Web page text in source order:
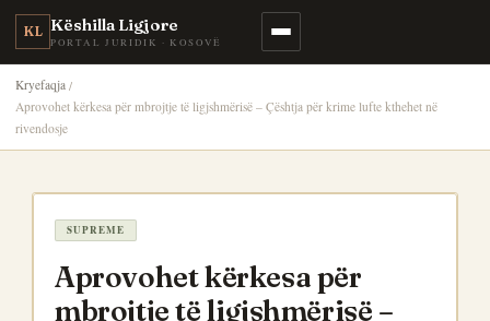
KL Këshilla Ligjore
PORTAL JURIDIK · KOSOVË
Kryefaqja
Aprovohet kërkesa për mbrojtje të ligjshmërisë – Çështja për krime lufte kthehet në
rivendosje
SUPREME
Aprovohet kërkesa për
mbrojtje të ligjshmërisë –